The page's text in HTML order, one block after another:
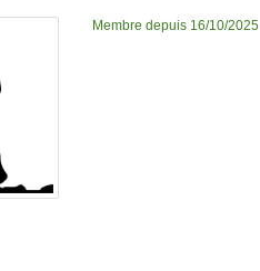
Membre depuis 16/10/2025